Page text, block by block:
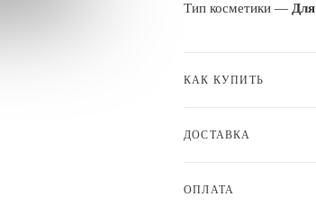
Тип косметики —
КАК КУПИТЬ
ДОСТАВКА
ОПЛАТА